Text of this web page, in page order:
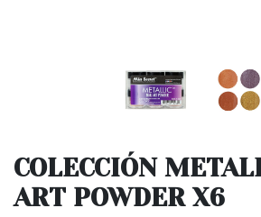
COLECCIÓN
ART POWDER X6